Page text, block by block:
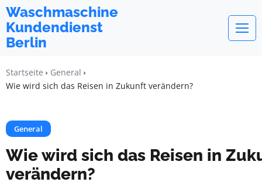
Waschmaschine
Kundendienst
Berlin
Startseite
General
Wie wird sich das Reisen in Zukunft verändern?
General
Wie wird sich das Reisen in
verändern?